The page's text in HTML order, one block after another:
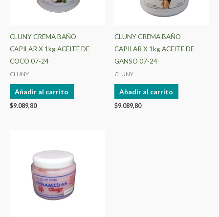
CLUNY CREMA BAÑO
CAPILAR X 1kg ACEITE DE
COCO 07-24
CLUNY
Añadir al carrito
$9.089,80
CLUNY CREMA BAÑO
CAPILAR X 1kg ACEITE DE
GANSO 07-24
CLUNY
Añadir al carrito
$9.089,80